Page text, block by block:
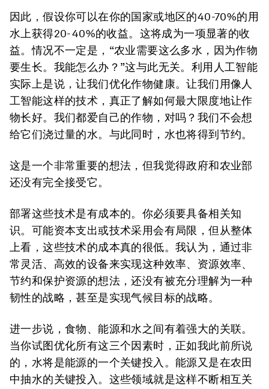
因此，假设你可以在你的国家或地区的40-70%的用
水上获得20-40%的收益。这将成为一项显著的收
益。情况不一定是，“农业需要这么多水，因为作物
要生长。我能怎么办？”这与此无关。利用人工智能
实际上是说，让我们优化作物健康。让我们用像人
工智能这样的技术，真正了解如何最大限度地让作
物长好。我们都爱自己的作物，对吗？我们不会想
给它们浇过量的水。与此同时，水也将得到节约。
这是一个非常重要的想法，但我觉得政府和农业部
还没有完全接受它。
部署这些技术是有成本的。你必须要具备相关知
识。可能资本支出或技术采用会有局限，但从整体
上看，这些技术的成本真的很低。我认为，通过非
常灵活、高效的设备来实现这种效率、资源效率、
节约和保护资源的想法，还没有被充分理解为一种
韧性的战略，甚至是实现气候目标的战略。
进一步说，食物、能源和水之间有着强大的关联。
当你试图优化所有这三个因素时，正如我此前所说
的，水将是能源的一个关键投入。能源又是在农田
中抽水的关键投入。这些领域就是这样不断相互关